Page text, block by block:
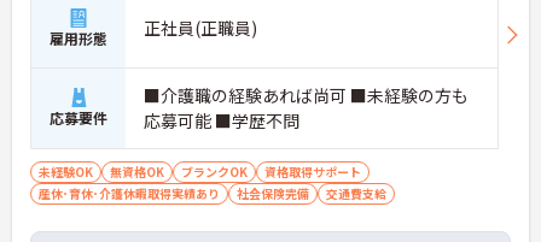
雇用形態 正社員(正職員)
応募要件
■介護職の経験あれば尚可 ■未経験の方も
応募可能 ■学歴不問
未経験OK 無資格OK ブランクOK
資格取得サポート
産休･育休･介護休暇取得実績あり
社会保険完備 交通費支給